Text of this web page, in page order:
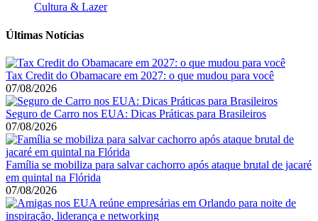
Cultura & Lazer
Últimas Notícias
Tax Credit do Obamacare em 2027: o que mudou para você
07/08/2026
Seguro de Carro nos EUA: Dicas Práticas para Brasileiros
07/08/2026
Família se mobiliza para salvar cachorro após ataque brutal de jacaré
em quintal na Flórida
07/08/2026